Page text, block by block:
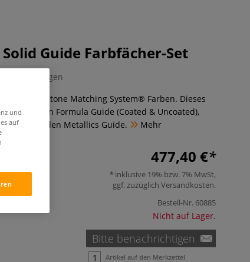
Guide Farbfächer-Set
0 Bewertungen
3.026 Pantone Matching System® Farben. Dieses
enthält den Formula Guide (Coated & Uncoated),
und den Metallics Guide.
Mehr
477,40 €
inklusive 19% bzw. 7% MwSt,
ggf. zuzüglich Versandkosten.
Bestell-Nr. 60885
Nicht auf Lager.
Bitte benachrichtigen
Artikel auf den Merkzettel
und
auf